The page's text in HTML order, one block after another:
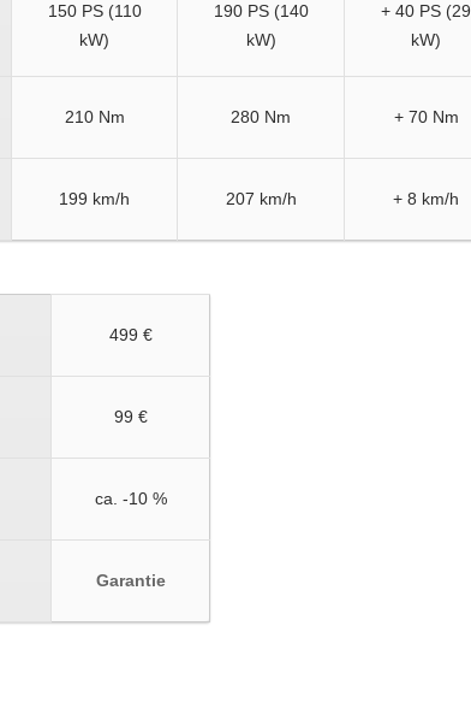
150 PS (110
kW)
190 PS (140
kW)
+ 40 PS (29
kW)
210 Nm 280 Nm + 70 Nm
199 km/h 207 km/h + 8 km/h
499 €
99 €
ca. -10 %
Garantie